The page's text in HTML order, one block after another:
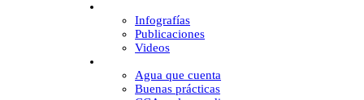
Infografías
Publicaciones
Videos
Agua que cuenta
Buenas prácticas